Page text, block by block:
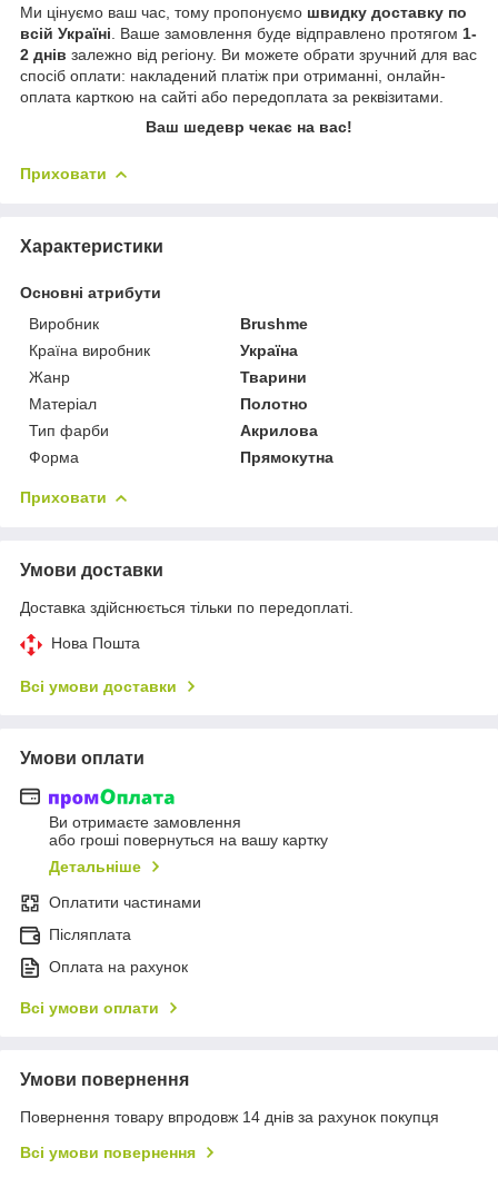
Ми цінуємо ваш час, тому пропонуємо швидку доставку по
всій Україні . Ваше замовлення буде відправлено протягом 1-
2 днів залежно від регіону. Ви можете обрати зручний для вас
спосіб оплати: накладений платіж при отриманні, онлайн-
оплата карткою на сайті або передоплата за реквізитами.
Ваш шедевр чекає на вас!
Приховати
Характеристики
Основні атрибути
Виробник
Brushme
Країна виробник
Україна
Жанр
Тварини
Матеріал
Полотно
Тип фарби
Акрилова
Форма
Прямокутна
Приховати
Умови доставки
Доставка здійснюється тільки по передоплаті.
Нова Пошта
Всі умови доставки
Умови оплати
Ви отримаєте замовлення
або гроші повернуться на вашу картку
Детальніше
Оплатити частинами
Післяплата
Оплата на рахунок
Всі умови оплати
Умови повернення
Повернення товару впродовж 14 днів за рахунок покупця
Всі умови повернення